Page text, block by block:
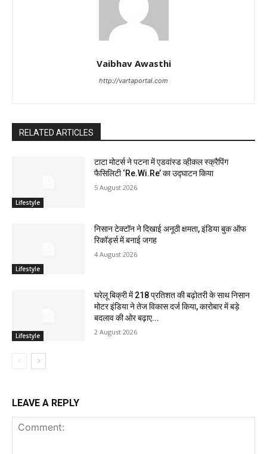
Vaibhav Awasthi
http://vartaportal.com
RELATED ARTICLES
Lifestyle
टाटा मोटर्स ने पटना में एडवांस्ड व्हीकल स्क्रैपिंग
फैसिलिटी ‘Re.Wi.Re’ का उद्घाटन किया
5 August 2026
Lifestyle
निसान टेक्टॉन ने दिखाई अनूठी क्षमता, इंडिया बुक ऑफ
रिकॉर्ड्स में बनाई जगह
4 August 2026
Lifestyle
घरेलू बिक्री में 218 प्रतिशत की बढ़ोतरी के साथ निसान
मोटर इंडिया ने तेज विकास दर्ज किया, कारोबार में बड़े
बदलाव की ओर बढ़ाए...
2 August 2026
LEAVE A REPLY